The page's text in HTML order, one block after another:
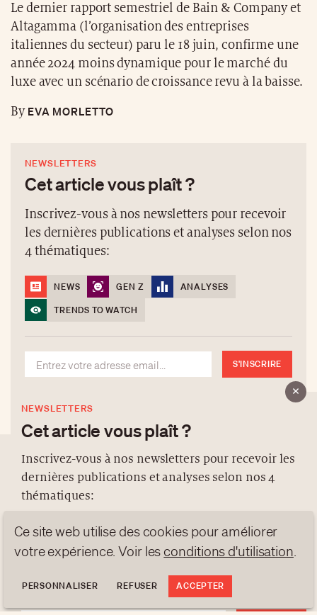
Le dernier rapport semestriel de Bain & Company et
Altagamma (l’organisation des entreprises
italiennes du secteur) paru le 18 juin, confirme une
année 2024 moins dynamique pour le marché du
luxe avec un scénario de croissance revu à la baisse.
ByEVA MORLETTO
NEWSLETTERS
Cet article vous plaît ?
Inscrivez-vous à nos newsletters pour recevoir
les dernières publications et analyses selon nos
4 thématiques:
NEWS GEN Z
ANALYSES
TRENDS TO WATCH
S'INSCRIRE
NEWSLETTERS
Cet article vous plaît ?
Inscrivez-vous à nos newsletters pour recevoir les
dernières publications et analyses selon nos 4
thématiques:
NEWS GEN Z
ANALYSES
TRENDS TO WATCH
À PROPOS
PROTECTION DES DONNÉES
contact@luxurytribune.com
Conçu parAntistatique
Ce site web utilise des cookies pour améliorer
votre expérience. Voir les conditions d'utilisation
PERSONNALISER REFUSER ACCEPTER